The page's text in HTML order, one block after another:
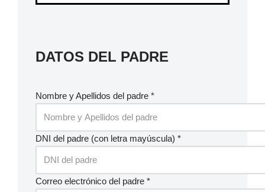
DATOS DEL PADRE
Nombre y Apellidos del padre *
DNI del padre (con letra mayúscula) *
Correo electrónico del padre *